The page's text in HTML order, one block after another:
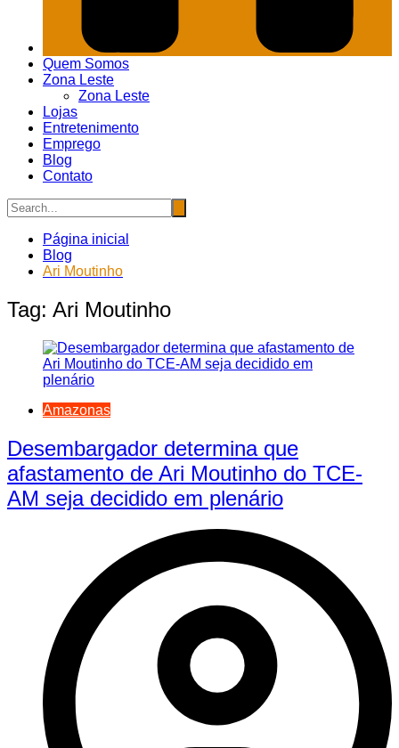
Quem Somos
Zona Leste
Zona Leste
Lojas
Entretenimento
Emprego
Blog
Contato
Página inicial
Blog
Ari Moutinho
Tag: Ari Moutinho
Amazonas
Desembargador determina que
afastamento de Ari Moutinho do TCE-
AM seja decidido em plenário